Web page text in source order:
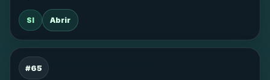
SI Abrir
#65